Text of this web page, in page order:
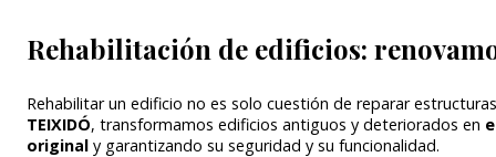
Rehabilitación de edificios:
Rehabilitar un edificio no es solo cuestión de reparar
TEIXIDÓ, transformamos edificios antiguos y deteriorados en
original y garantizando su seguridad y su funcionalidad.